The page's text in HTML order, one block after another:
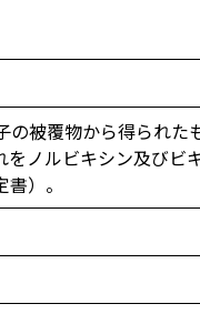
被覆物から得られ
ノルビキシン及び
）。